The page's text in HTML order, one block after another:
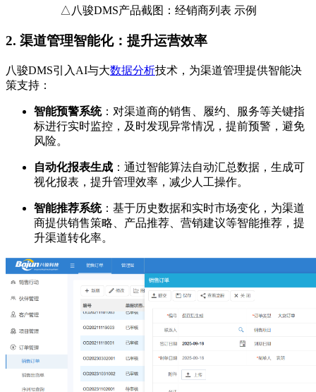
△八骏DMS产品截图：经销商列表 示例
2. 渠道管理智能化：提升运营效率
八骏DMS引入AI与大数据分析技术，为渠道管理提供智能决
策支持：
智能预警系统：对渠道商的销售、履约、服务等关键指
标进行实时监控，及时发现异常情况，提前预警，避免
风险。
自动化报表生成 ：通过智能算法自动汇总数据，生成可
视化报表，提升管理效率，减少人工操作。
智能推荐系统：基于历史数据和实时市场变化，为渠道
商提供销售策略、产品推荐、营销建议等智能推荐，提
升渠道转化率。